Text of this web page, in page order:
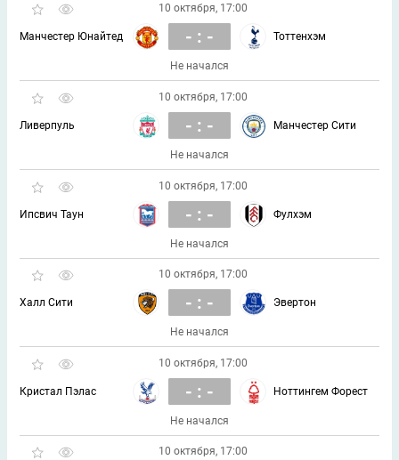
10 октября, 17:00
Манчестер Юнайтед - : - Тоттенхэм
Не начался
10 октября, 17:00
Ливерпуль - : - Манчестер Сити
Не начался
10 октября, 17:00
Ипсвич Таун - : - Фулхэм
Не начался
10 октября, 17:00
Халл Сити - : - Эвертон
Не начался
10 октября, 17:00
Кристал Пэлас - : - Ноттингем Форест
Не начался
10 октября, 17:00